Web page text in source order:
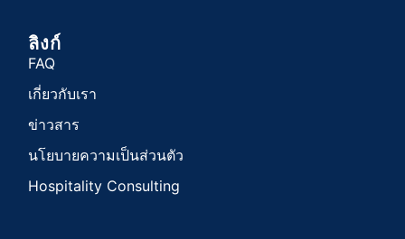
ลิงก์
FAQ
เกี่ยวกับเรา
ข่าวสาร
นโยบายความเป็นส่วนตัว
Hospitality Consulting